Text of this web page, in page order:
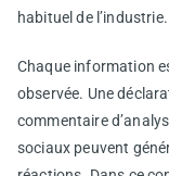
habituel de l’industrie.
Chaque information
observée. Une
commentaire
sociaux peuvent